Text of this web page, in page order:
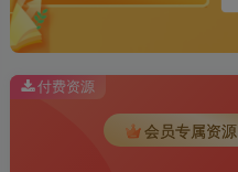
付费资源
会员专属资源